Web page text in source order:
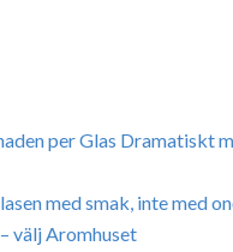
per Glas Dramatiskt
med smak, inte med
välj Aromhuset